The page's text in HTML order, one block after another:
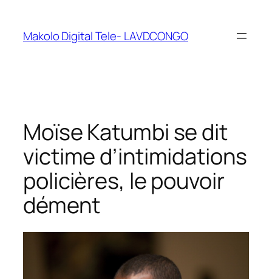
Makolo Digital Tele- LAVDCONGO
Moïse Katumbi se dit
victime d’intimidations
policières, le pouvoir
dément